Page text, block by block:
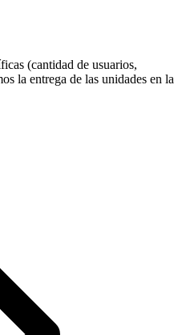
(cantidad de usuarios,
la entrega de las unidades en la